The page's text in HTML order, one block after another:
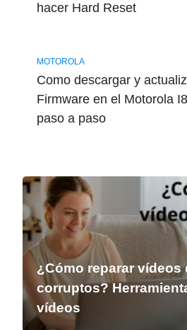
hacer Hard Reset
MOTOROLA
Como descargar y
Firmware en el Motorola
paso a paso
¿Cómo reparar vídeos
corruptos?
vídeos